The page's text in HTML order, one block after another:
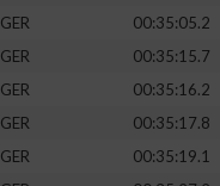
GER
00:35:05.2
GER
00:35:15.7
GER
00:35:16.2
GER
00:35:17.8
GER
00:35:19.1